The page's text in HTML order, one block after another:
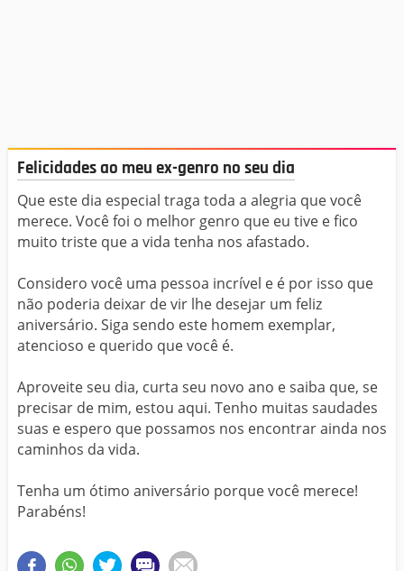
Felicidades ao meu ex-genro no seu dia
Que este dia especial traga toda a alegria que você
merece. Você foi o melhor genro que eu tive e fico
muito triste que a vida tenha nos afastado.
Considero você uma pessoa incrível e é por isso que
não poderia deixar de vir lhe desejar um feliz
aniversário. Siga sendo este homem exemplar,
atencioso e querido que você é.
Aproveite seu dia, curta seu novo ano e saiba que, se
precisar de mim, estou aqui. Tenho muitas saudades
suas e espero que possamos nos encontrar ainda nos
caminhos da vida.
Tenha um ótimo aniversário porque você merece!
Parabéns!